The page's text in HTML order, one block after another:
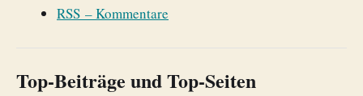
RSS – Kommentare
Top-Beiträge und Top-Seiten